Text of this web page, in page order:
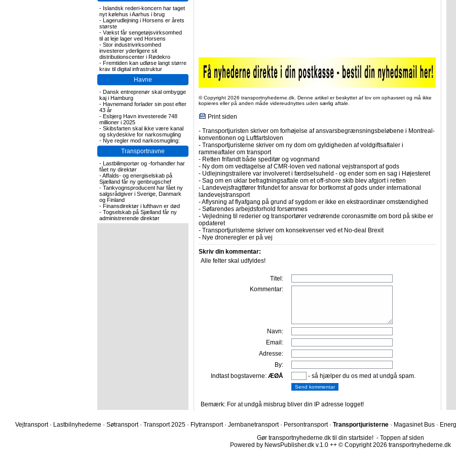
- Islandsk rederi-koncern har taget
nyt kølehus i Aarhus i brug
- Lagerudlejning i Horsens er årets
største
- Vækst får sengetøjsvirksomhed
til at leje lager ved Horsens
- Stor industrivirksomhed
investerer yderligere sit
distributionscenter i Rødekro
- Fremtiden kan udløse langt større
krav til digital infrastruktur
Havne
- Dansk entreprenør skal ombygge
kaj i Hamburg
- Havnemand forlader sin post efter
43 år
- Esbjerg Havn investerede 748
millioner i 2025
- Skibsfarten skal ikke være kanal
og skydeskive for narkosmugling
- Nye regler mod narkosmugling:
Transportnavne
- Lastbilimportør og -forhandler har
fået ny direktør
-Affalds- og energiselskab på
Sjælland får ny genbrugschef
- Tankvognsproducent har fået ny
salgsrådgiver i Sverige, Danmark
og Finland
- Finansdirektør i lufthavn er død
- Togselskab på Sjælland får ny
administrerende direktør
© Copyright 2026 transportnyhederne.dk. Denne artikel er beskyttet af lov om ophavsret og må ikke
kopieres eller på anden måde videreudnyttes uden særlig aftale.
Print siden
- Transportjuristen skriver om forhøjelse af ansvarsbegrænsningsbeløbene i Montreal-
konventionen og Luftfartsloven
- Transportjuristerne skriver om ny dom om gyldigheden af voldgiftsaftaler i
rammeaftaler om transport
- Retten frifandt både speditør og vognmand
- Ny dom om vedtagelse af CMR-loven ved national vejstransport af gods
- Udlejningstrailere var involveret i færdselsuheld - og ender som en sag i Højesteret
- Sag om en uklar befragtningsaftale om et off-shore skib blev afgjort i retten
- Landevejsfragtfører frifundet for ansvar for bortkomst af gods under international
landevejstransport
-Aflysning af flyafgang på grund af sygdom er ikke en ekstraordinær omstændighed
- Søfarendes arbejdsforhold forsømmes
- Vejledning til rederier og transportører vedrørende coronasmitte om bord på skibe er
opdateret
- Transportjuristerne skriver om konsekvenser ved et No-deal Brexit
- Nye droneregler er på vej
Skriv din kommentar:
Alle felter skal udfyldes!
Titel:
Kommentar:
Navn:
Email:
Adresse:
By:
Indtast bogstaverne: ÆØÅ - så hjælper du os med at undgå spam.
Bemærk: For at undgå misbrug bliver din IP adresse logget!
Vejtransport · Lastbilnyhederne · Søtransport · Transport 2025 · Flytransport · Jernbanetransport · Persontransport · Transportjuristerne · Magasinet Bus ·
Gør transportnyhederne.dk til din startside! - Toppen af siden
Powered by NewsPublisher.dk v.1.0 ++ © Copyright 2026 transportnyhederne.dk